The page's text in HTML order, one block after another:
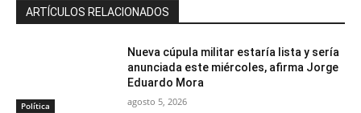
ARTÍCULOS RELACIONADOS
Política
Nueva cúpula militar estaría lista y sería
anunciada este miércoles, afirma Jorge
Eduardo Mora
agosto 5, 2026